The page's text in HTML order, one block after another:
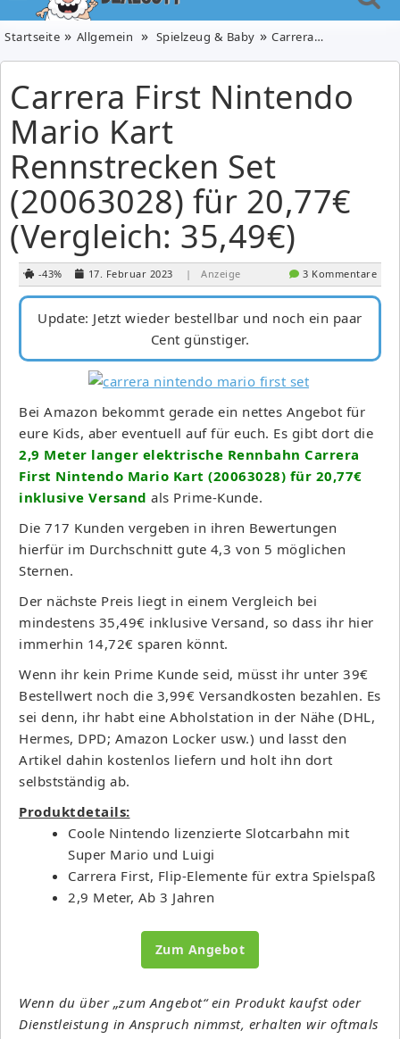
Startseite Allgemein Spielzeug & Baby Carrera First Nintendo Mario Kart Rennstrecken Set (20063028) für 20,77€ (Vergleich: 35,49€)
Carrera First Nintendo
Mario Kart
Rennstrecken Set
(20063028) für 20,77€
(Vergleich: 35,49€)
-43% 17. Februar 2023 | Anzeige 3 Kommentare
Update: Jetzt wieder bestellbar und noch ein paar
Cent günstiger.
Bei Amazon bekommt gerade ein nettes Angebot für
eure Kids, aber eventuell auf für euch. Es gibt dort die
2,9 Meter langer elektrische Rennbahn Carrera
First Nintendo Mario Kart (20063028) für 20,77€
inklusive Versand als Prime-Kunde.
Die 717 Kunden vergeben in ihren Bewertungen
hierfür im Durchschnitt gute 4,3 von 5 möglichen
Sternen.
Der nächste Preis liegt in einem Vergleich bei
mindestens 35,49€ inklusive Versand, so dass ihr hier
immerhin 14,72€ sparen könnt.
Wenn ihr kein Prime Kunde seid, müsst ihr unter 39€
Bestellwert noch die 3,99€ Versandkosten bezahlen. Es
sei denn, ihr habt eine Abholstation in der Nähe (DHL,
Hermes, DPD; Amazon Locker usw.) und lasst den
Artikel dahin kostenlos liefern und holt ihn dort
selbstständig ab.
Produktdetails:
Coole Nintendo lizenzierte Slotcarbahn mit
Super Mario und Luigi
Carrera First, Flip-Elemente für extra Spielspaß
2,9 Meter, Ab 3 Jahren
Zum Angebot
Wenn du über „zum Angebot“ ein Produkt kaufst oder
Dienstleistung in Anspruch nimmst, erhalten wir oftmals